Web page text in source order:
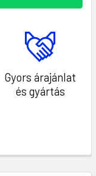
Gyors árajánlat
és gyártás